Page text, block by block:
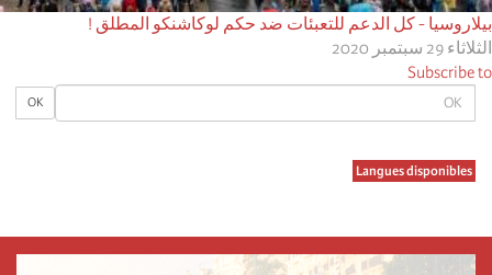
OK
OK
Langues disponibles
بيلاروسيا - كل الدعم للتعبئات ضد حكم لوكاشنكو المطلق !
الثلاثاء 29 سبتمبر 2020
Subscribe to